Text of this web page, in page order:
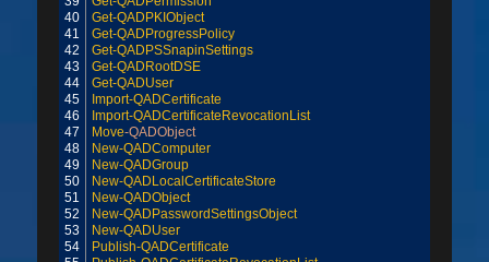
40
41
42
43
44
45
46
47
48
49
50
51
52
53
54
Get-QADPKIObject
Get-QADProgressPolicy
Get-QADPSSnapinSettings
Get-QADRootDSE
Get-QADUser
Import-QADCertificate
Import-QADCertificateRevocationList
Move-QADObject
New-QADComputer
New-QADGroup
New-QADLocalCertificateStore
New-QADObject
New-QADPasswordSettingsObject
New-QADUser
Publish-QADCertificate